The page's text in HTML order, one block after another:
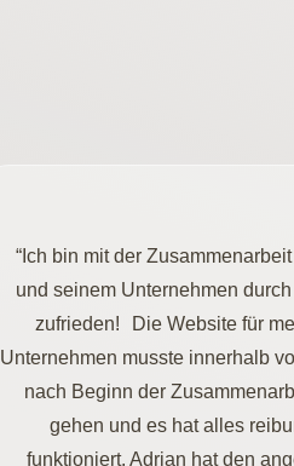
“Ich bin mit der
und seinem Unternehmen
zufrieden! Die Website für
Unternehmen musste innerhalb
nach Beginn der
gehen und es hat alles
funktioniert. Adrian hat den